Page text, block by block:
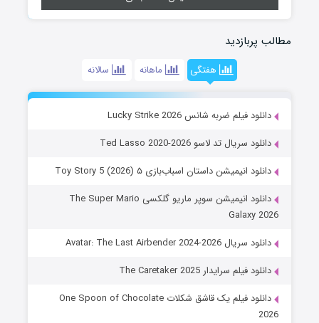
مطالب پربازدید
هفتگی ماهانه سالانه
دانلود فیلم ضربه شانس Lucky Strike 2026
دانلود سریال تد لاسو Ted Lasso 2020-2026
دانلود انیمیشن داستان اسباب‌بازی ۵ Toy Story 5 (2026)
دانلود انیمیشن سوپر ماریو گلکسی The Super Mario
Galaxy 2026
دانلود سریال Avatar: The Last Airbender 2024-2026
دانلود فیلم سرایدار The Caretaker 2025
دانلود فیلم یک قاشق شکلات One Spoon of Chocolate
2026